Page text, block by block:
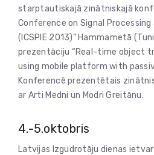
starptautiskajā zinātniskajā
Conference on Signal Processing
(ICSPIE 2013)” Hammametā
prezentāciju “Real-time object
using mobile platform with
Konferencē prezentētais
ar Arti Medni un Modri Greitānu.
4.-5.oktobris
Latvijas Izgudrotāju dienas